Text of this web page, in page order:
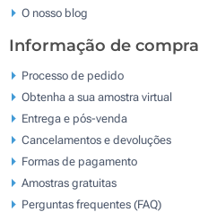
O nosso blog
Informação de compra
Processo de pedido
Obtenha a sua amostra virtual
Entrega e pós-venda
Cancelamentos e devoluções
Formas de pagamento
Amostras gratuitas
Perguntas frequentes (FAQ)